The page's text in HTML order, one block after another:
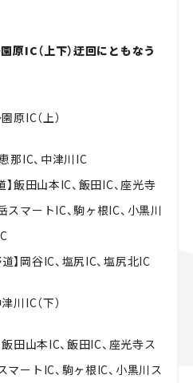
原IC（上下）迂回にともなう
原IC（上）
那IC、中津川IC
】飯田山本IC、飯田IC、座光寺
スマートIC、駒ヶ根IC、小黒川
、塩尻IC、塩尻北IC
川IC（下）
田山本IC、飯田IC、座光寺ス
マートIC、駒ヶ根IC、小黒川ス